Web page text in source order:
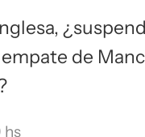
de
hs